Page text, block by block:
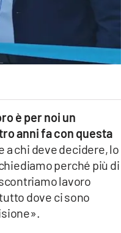
è per noi un
anni fa con questa
a chi deve decidere, lo
perché più di
lavoro
dove ci sono